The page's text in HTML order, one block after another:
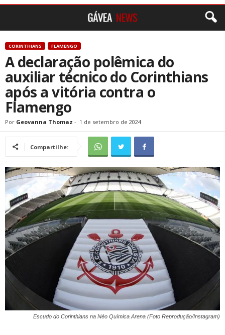
CORINTHIANS FLAMENGO
A declaração polêmica do
auxiliar técnico do Corinthians
após a vitória contra o
Flamengo
Por Geovanna Thomaz - 1 de setembro de 2024
Compartilhe:
Escudo do Corinthians na Néo Química Arena (Foto Reprodução/Instagram)